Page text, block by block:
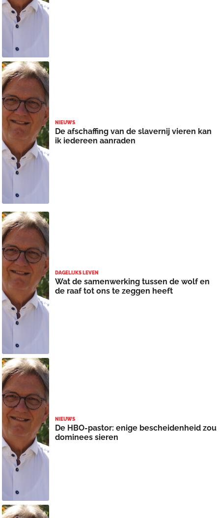
NIEUWS
De afschaffing van de slavernij vieren kan
ik iedereen aanraden
DAGELIJKS LEVEN
Wat de samenwerking tussen de wolf en
de raaf tot ons te zeggen heeft
NIEUWS
De HBO-pastor: enige bescheidenheid zou
dominees sieren